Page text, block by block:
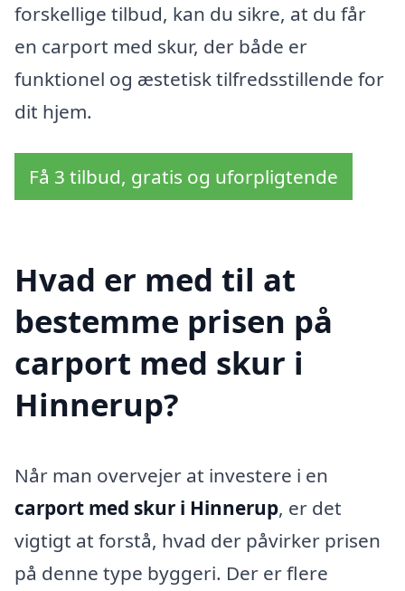
forskellige tilbud, kan du sikre, at du får
en carport med skur, der både er
funktionel og æstetisk tilfredsstillende for
dit hjem.
Få 3 tilbud, gratis og uforpligtende
Hvad er med til at
bestemme prisen på
carport med skur i
Hinnerup?
Når man overvejer at investere i en
carport med skur i Hinnerup, er det
vigtigt at forstå, hvad der påvirker prisen
på denne type byggeri. Der er flere